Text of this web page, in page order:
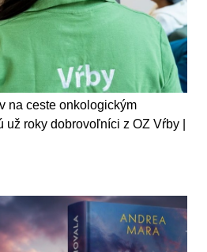
na ceste onkologickým
roky dobrovoľníci z OZ Vŕby |